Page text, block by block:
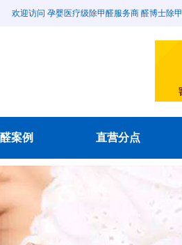
欢迎访问 孕婴医疗级除甲醛服务商 醛博士除
案例 直营分点